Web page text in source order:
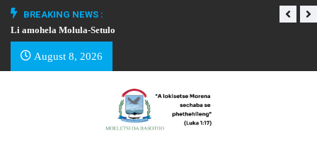
BREAKING NEWS :
Li amohela Molula-Setulo
August 8, 2026